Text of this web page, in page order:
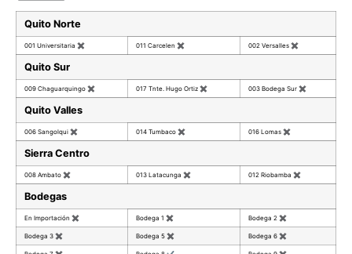
Quito Norte
001 Universitaria ✖ 011 Carcelen ✖ 002 Versalles ✖
Quito Sur
009 Chaguarquingo ✖ 017 Tnte. Hugo Ortiz ✖ 003 Bodega Sur ✖
Quito Valles
006 Sangolqui ✖ 014 Tumbaco ✖ 016 Lomas ✖
Sierra Centro
008 Ambato ✖ 013 Latacunga ✖ 012 Riobamba ✖
Bodegas
En Importación ✖ Bodega 1 ✖ Bodega 2 ✖
Bodega 3 ✖ Bodega 5 ✖ Bodega 6 ✖